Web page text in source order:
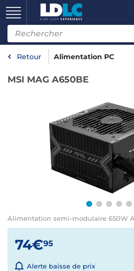
Retour Alimentation PC
MSI MAG A650BE
Alimentation semi-modulaire 650W
74€95
Alerte baisse de prix